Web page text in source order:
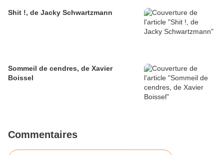
Shit !, de Jacky Schwartzmann
Sommeil de cendres, de Xavier
Boissel
Commentaires